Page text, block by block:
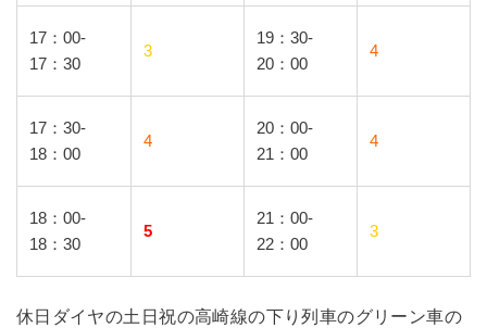
17：00-
17：30
3
19：30-
20：00
4
17：30-
18：00
4
20：00-
21：00
4
18：00-
18：30
5
21：00-
22：00
3
休日ダイヤの土日祝の高崎線の下り列車のグリーン車の